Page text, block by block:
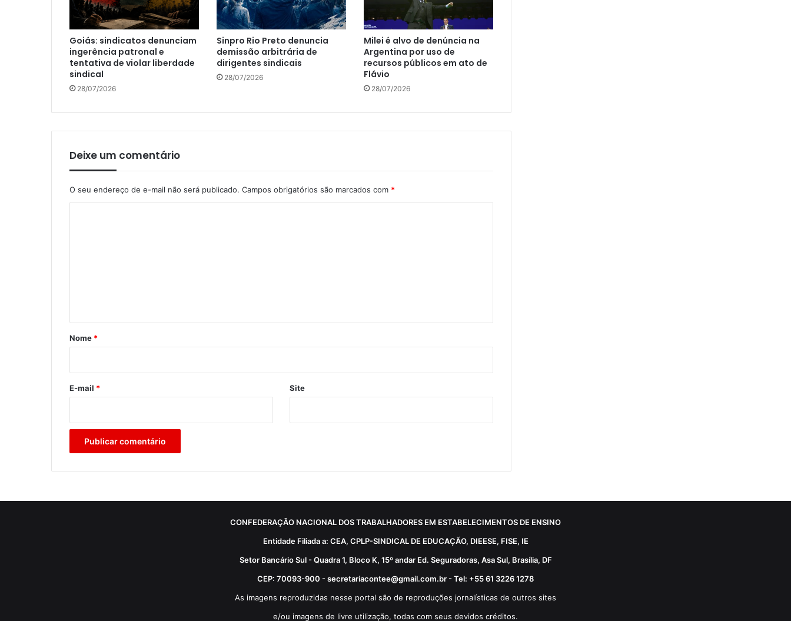
Goiás: sindicatos denunciam
ingerência patronal e
tentativa de violar liberdade
sindical
28/07/2026
Sinpro Rio Preto denuncia
demissão arbitrária de
dirigentes sindicais
28/07/2026
Milei é alvo de denúncia na
Argentina por uso de
recursos públicos em ato de
Flávio
28/07/2026
Deixe um comentário
O seu endereço de e-mail não será publicado. Campos obrigatórios são marcados com *
r
*
Nome *
E-mail * Site
CONFEDERAÇÃO NACIONAL DOS TRABALHADORES EM ESTABELECIMENTOS DE ENSINO
Entidade Filiada a: CEA, CPLP-SINDICAL DE EDUCAÇÃO, DIEESE, FISE, IE
Setor Bancário Sul - Quadra 1, Bloco K, 15º andar Ed. Seguradoras, Asa Sul, Brasília, DF
CEP: 70093-900 - secretariacontee@gmail.com.br - Tel: +55 61 3226 1278
As imagens reproduzidas nesse portal são de reproduções jornalísticas de outros sites
e/ou imagens de livre utilização, todas com seus devidos créditos.